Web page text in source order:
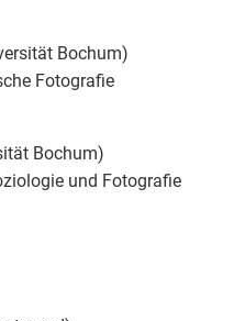
Bochum)
Fotografie
Bochum)
und Fotografie